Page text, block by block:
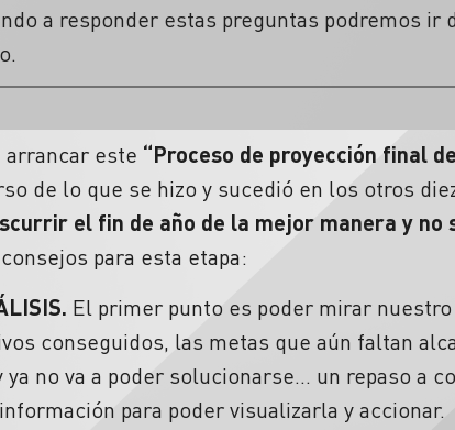
a responder estas preguntas podremos ir
este “Proceso de proyección final
de lo que se hizo y sucedió en los otros
el fin de año de la mejor manera y no
para esta etapa:
El primer punto es poder mirar
conseguidos, las metas que aún faltan
no va a poder solucionarse… un repaso a
para poder visualizarla y accionar.